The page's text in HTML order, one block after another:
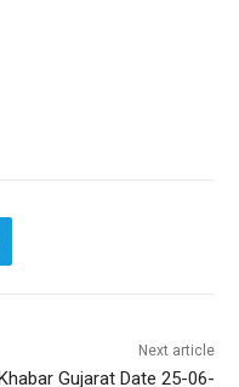
Next article
Gujarat Date 25-06-